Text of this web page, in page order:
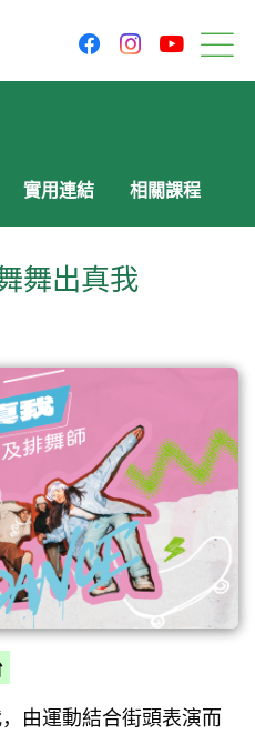
facebookinstagram
實用連結 相關課程
舞出真我
由運動結合街頭表演而